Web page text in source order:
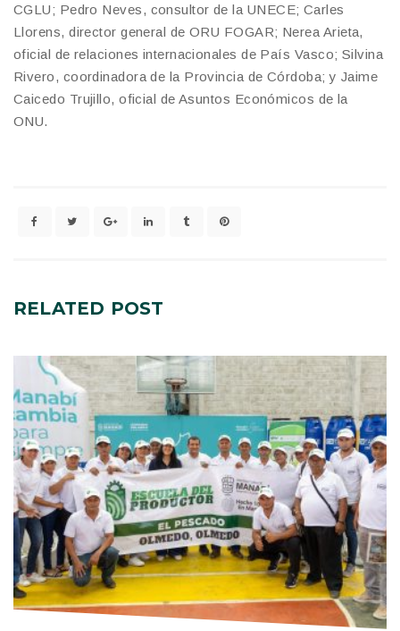
CGLU; Pedro Neves, consultor de la UNECE; Carles
Llorens, director general de ORU FOGAR; Nerea Arieta,
oficial de relaciones internacionales de País Vasco; Silvina
Rivero, coordinadora de la Provincia de Córdoba; y Jaime
Caicedo Trujillo, oficial de Asuntos Económicos de la
ONU.
RELATED POST